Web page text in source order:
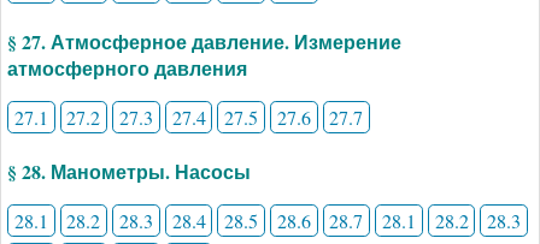
§ 27. Атмосферное давление. Измерение
атмосферного давления
27.1 27.2 27.3 27.4 27.5 27.6 27.7
§ 28. Манометры. Насосы
28.1 28.2 28.3 28.4 28.5 28.6 28.7 28.1 28.2
28.3